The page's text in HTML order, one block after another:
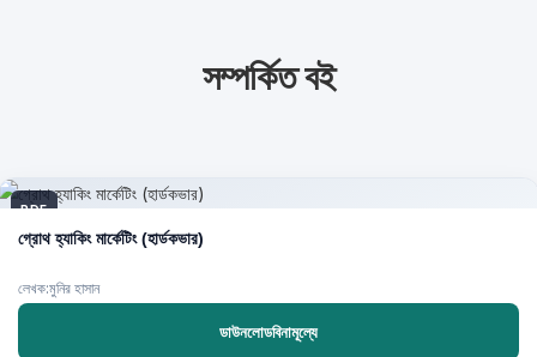
সম্পর্কিত বই
PDF
গ্রোথ হ্যাকিং মার্কেটিং (হার্ডকভার)
লেখক:মুনির হাসান
ডাউনলোডবিনামূল্যে